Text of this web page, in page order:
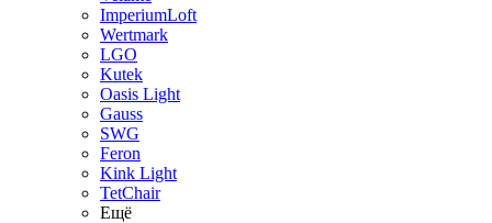
ImperiumLoft
Wertmark
LGO
Kutek
Oasis Light
Gauss
SWG
Feron
Kink Light
TetСhair
Ещё